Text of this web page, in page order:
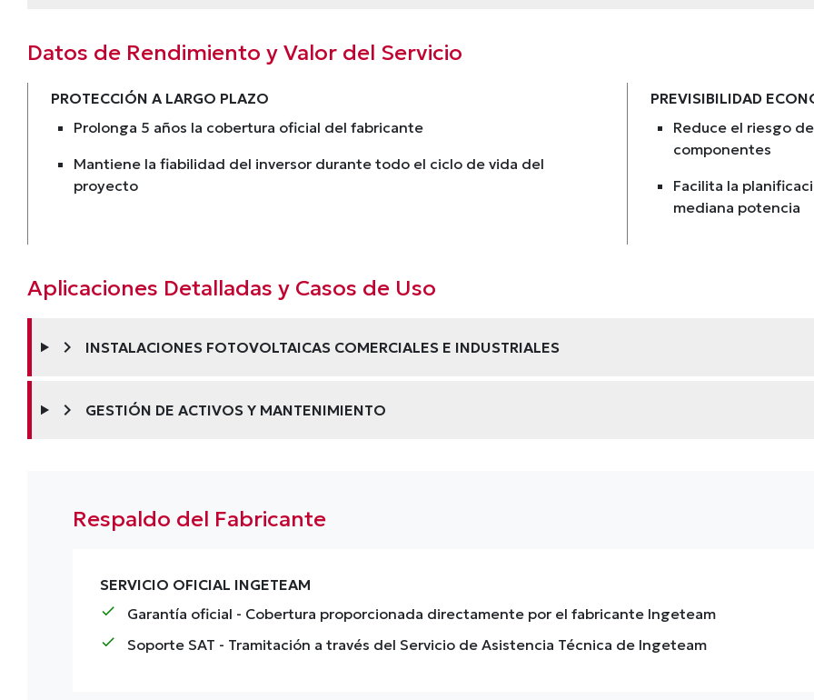
Datos de Rendimiento y Valor del Servicio
PROTECCIÓN A LARGO PLAZO
Prolonga 5 años la cobertura oficial del fabricante
Mantiene la fiabilidad del inversor durante todo el ciclo de vida del
proyecto
PREVISIBILIDAD
Reduce el riesgo
componentes
Facilita la
mediana potencia
Aplicaciones Detalladas y Casos de Uso
chevron_right INSTALACIONES FOTOVOLTAICAS COMERCIALES E INDUSTRIALES
chevron_right GESTIÓN DE ACTIVOS Y MANTENIMIENTO
Respaldo del Fabricante
SERVICIO OFICIAL INGETEAM
check Garantía oficial - Cobertura proporcionada directamente por el fabricante Ingeteam
check Soporte SAT - Tramitación a través del Servicio de Asistencia Técnica de Ingeteam